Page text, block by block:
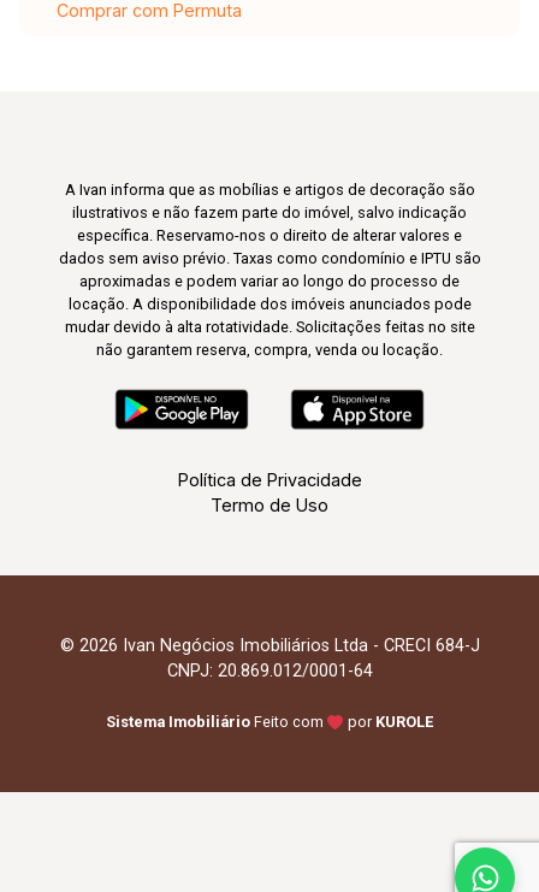
Comprar com Permuta
A Ivan informa que as mobílias e artigos de decoração são
ilustrativos e não fazem parte do imóvel, salvo indicação
específica. Reservamo-nos o direito de alterar valores e
dados sem aviso prévio. Taxas como condomínio e IPTU são
aproximadas e podem variar ao longo do processo de
locação. A disponibilidade dos imóveis anunciados pode
mudar devido à alta rotatividade. Solicitações feitas no site
não garantem reserva, compra, venda ou locação.
Política de Privacidade
Termo de Uso
© 2026 Ivan Negócios Imobiliários Ltda - CRECI 684-J
CNPJ: 20.869.012/0001-64
Sistema Imobiliário Feito com por KUROLE